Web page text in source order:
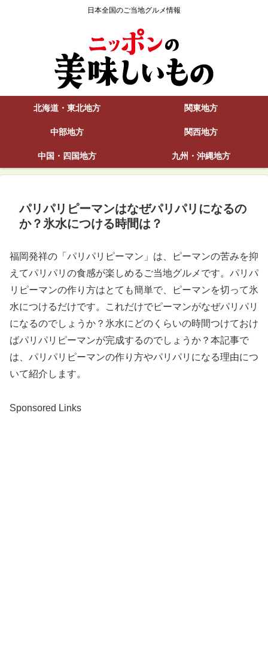
日本全国のご当地グルメ情報
北海道・東北地方 関東地方
中部地方 関西地方
中国・四国地方 九州・沖縄地方
パリパリピーマンはなぜパリパリになるの
か？氷水につける時間は？
福岡発祥の「パリパリピーマン」は、ピーマンの苦みを抑
えてパリパリの食感が楽しめるご当地グルメです。パリパ
リピーマンの作り方はとても簡単で、ピーマンを切って氷
水につけるだけです。これだけでピーマンがなぜパリパリ
になるのでしょうか？氷水にどのくらいの時間つけておけ
ばパリパリピーマンが完成するのでしょうか？本記事で
は、パリパリピーマンの作り方やパリパリになる理由につ
いて紹介します。
Sponsored Links